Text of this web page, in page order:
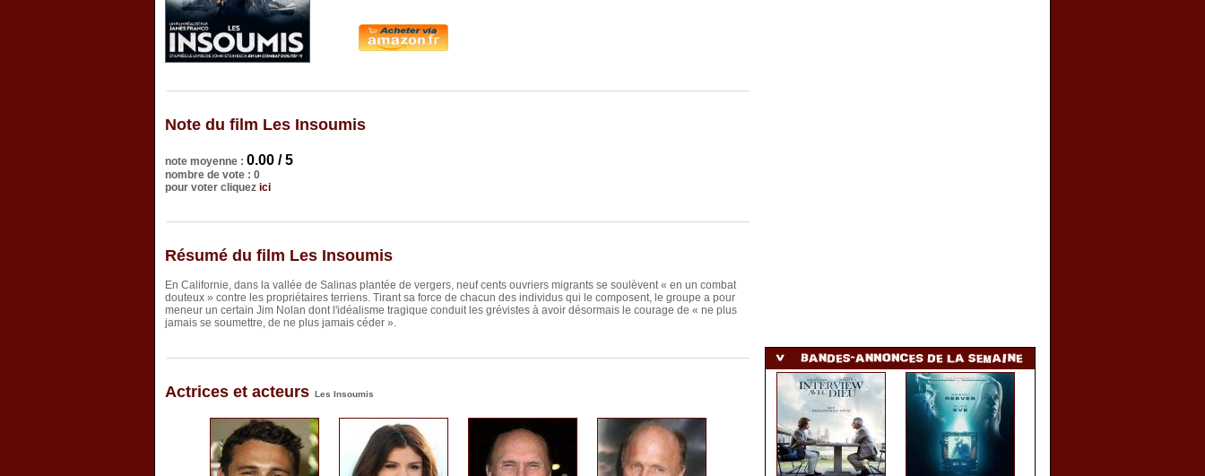
Note du film Les Insoumis
note moyenne : 0.00 / 5
nombre de vote : 0
pour voter cliquez ici
Résumé du film Les Insoumis
En Californie, dans la vallée de Salinas plantée de vergers, neuf cents ouvriers migrants se soulèvent « en un combat
douteux » contre les propriétaires terriens. Tirant sa force de chacun des individus qui le composent, le groupe a pour
meneur un certain Jim Nolan dont l'idéalisme tragique conduit les grévistes à avoir désormais le courage de « ne plus
jamais se soumettre, de ne plus jamais céder ».
Actrices et acteurs Les Insoumis